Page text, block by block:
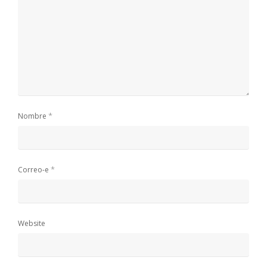
Nombre *
Correo-e *
Website